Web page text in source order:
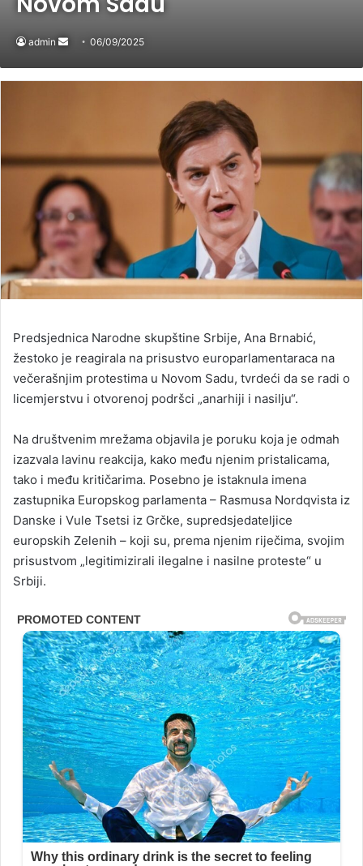
admin
Send
email
06/09/2025
Predsjednica Narodne skupštine Srbije, Ana Brnabić,
žestoko je reagirala na prisustvo europarlamentaraca na
večerašnjim protestima u Novom Sadu, tvrdeći da se radi o
licemjerstvu i otvorenoj podršci „anarhiji i nasilju“.
Na društvenim mrežama objavila je poruku koja je odmah
izazvala lavinu reakcija, kako među njenim pristalicama,
tako i među kritičarima. Posebno je istaknula imena
zastupnika Europskog parlamenta – Rasmusa Nordqvista iz
Danske i Vule Tsetsi iz Grčke, supredsjedateljice
europskih Zelenih – koji su, prema njenim riječima, svojim
prisustvom „legitimizirali ilegalne i nasilne proteste“ u
Srbiji.